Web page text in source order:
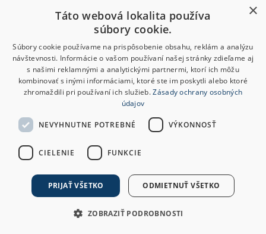
×
Táto webová lokalita používa
súbory cookie.
Súbory cookie používame na prispôsobenie obsahu, reklám a analýzu
návštevnosti. Informácie o vašom používaní našej stránky zdieľame aj
s našimi reklamnými a analytickými partnermi, ktorí ich môžu
kombinovať s inými informáciami, ktoré ste im poskytli alebo ktoré
zhromaždili pri používaní ich služieb.Zásady ochrany osobných
údajov
NEVYHNUTNE POTREBNÉ VÝKONNOSŤ
CIELENIE FUNKCIE
PRIJAŤ VŠETKO ODMIETNUŤ VŠETKO
ZOBRAZIŤ PODROBNOSTI